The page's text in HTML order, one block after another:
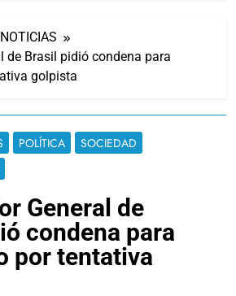
de Brasil pidió condena para
golpista
POLÍTICA
SOCIEDAD
General de
condena para
por tentativa